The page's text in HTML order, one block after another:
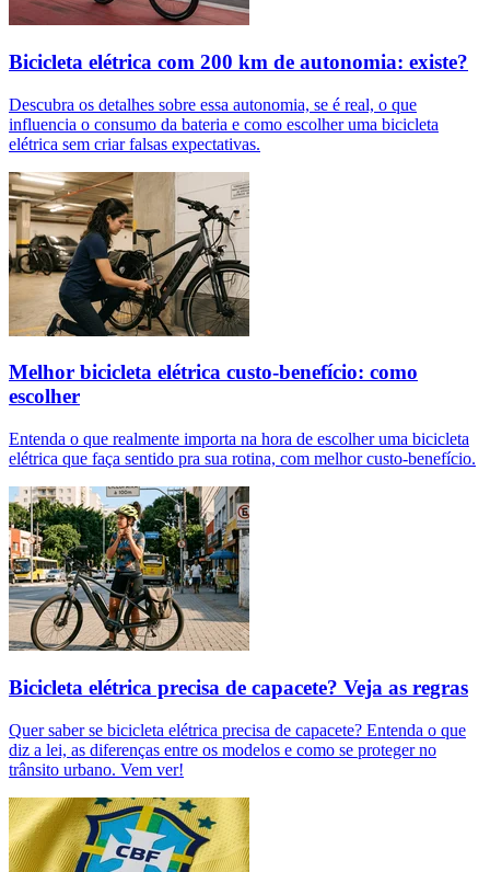
Bicicleta elétrica com 200 km de autonomia: existe?
Descubra os detalhes sobre essa autonomia, se é real, o que
influencia o consumo da bateria e como escolher uma bicicleta
elétrica sem criar falsas expectativas.
Melhor bicicleta elétrica custo-benefício: como
escolher
Entenda o que realmente importa na hora de escolher uma bicicleta
elétrica que faça sentido pra sua rotina, com melhor custo-benefício.
Bicicleta elétrica precisa de capacete? Veja as regras
Quer saber se bicicleta elétrica precisa de capacete? Entenda o que
diz a lei, as diferenças entre os modelos e como se proteger no
trânsito urbano. Vem ver!